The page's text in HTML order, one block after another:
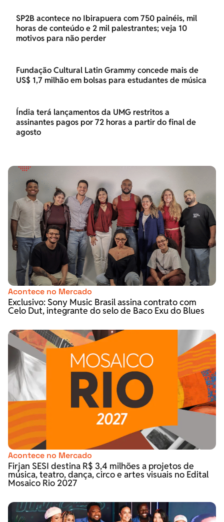
SP2B acontece no Ibirapuera com 750 painéis, mil
horas de conteúdo e 2 mil palestrantes; veja 10
motivos para não perder
Fundação Cultural Latin Grammy concede mais de
US$ 1,7 milhão em bolsas para estudantes de música
Índia terá lançamentos da UMG restritos a
assinantes pagos por 72 horas a partir do final de
agosto
Acontece no Mercado
Exclusivo: Sony Music Brasil assina contrato com
Celo Dut, integrante do selo de Baco Exu do Blues
Acontece no Mercado
Firjan SESI destina R$ 3,4 milhões a projetos de
música, teatro, dança, circo e artes visuais no Edital
Mosaico Rio 2027